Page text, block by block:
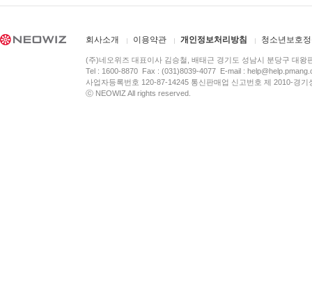
회사소개 이용약관 개인정보처리방침 청소년보호
(주)네오위즈 대표이사 김승철, 배태근 경기도 성남시 분당구 대왕
Tel : 1600-8870 Fax : (031)8039-4077 E-mail :
사업자등록번호 120-87-14245 통신판매업 신고번호 제 2010-경
ⓒ NEOWIZ All rights reserved.